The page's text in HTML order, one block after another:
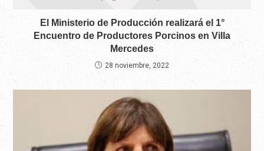
El Ministerio de Producción realizará el 1°
Encuentro de Productores Porcinos en Villa
Mercedes
28 noviembre, 2022